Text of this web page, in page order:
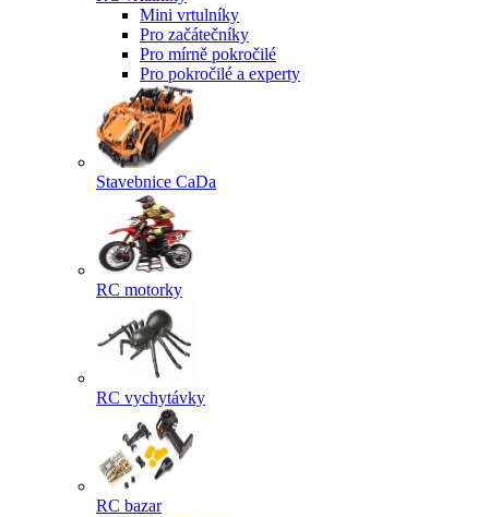
Mini vrtulníky
Pro začátečníky
Pro mírně pokročilé
Pro pokročilé a experty
Stavebnice CaDa
RC motorky
RC vychytávky
RC bazar